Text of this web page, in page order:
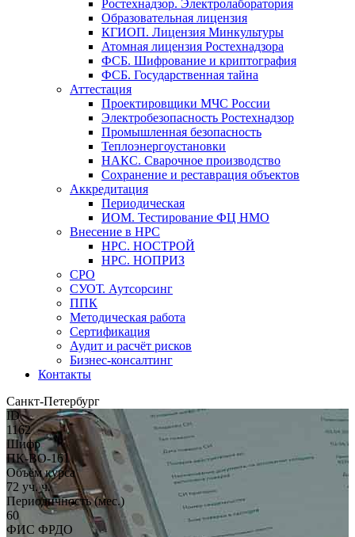
Ростехнадзор. Электролаборатория
Образовательная лицензия
КГИОП. Лицензия Минкультуры
Атомная лицензия Ростехнадзора
ФСБ. Шифрование и криптография
ФСБ. Государственная тайна
Аттестация
Проектировщики МЧС России
Электробезопасность Ростехнадзор
Промышленная безопасность
Теплоэнергоустановки
НАКС. Сварочное производство
Сохранение и реставрация объектов
Аккредитация
Периодическая
ИОМ. Тестирование ФЦ НМО
Внесение в НРС
НРС. НОСТРОЙ
НРС. НОПРИЗ
СРО
СУОТ. Аутсорсинг
ППК
Методическая работа
Сертификация
Аудит и расчёт рисков
Бизнес-консалтинг
Контакты
Санкт-Петербург
ID
1162
Шифр
ПК-ВО-161
Объём курса
72 уч. ч.
Периодичность (мес.)
60
ФИС ФРДО